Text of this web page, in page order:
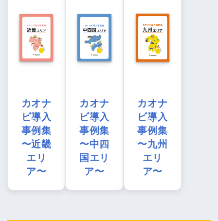
カオナ
ビ導入
事例集
〜近畿
エリ
ア〜
カオナ
ビ導入
事例集
〜中四
国エリ
ア〜
カオナ
ビ導入
事例集
〜九州
エリ
ア〜